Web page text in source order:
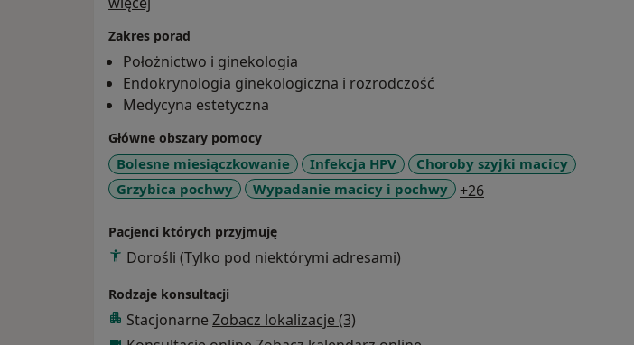
Zakres porad
Położnictwo i ginekologia
Endokrynologia ginekologiczna i rozrodczość
Medycyna estetyczna
Główne obszary pomocy
Bolesne miesiączkowanie Infekcja HPV
Choroby szyjki macicy
Grzybica pochwy
Wypadanie macicy i pochwy +26a11y_sr_more_diseases
Pacjenci których przyjmuję
Dorośli (Tylko pod niektórymi adresami)
Rodzaje konsultacji
Stacjonarne Zobacz lokalizacje (3)